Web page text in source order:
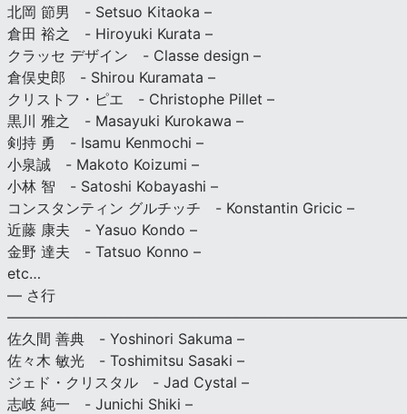
北岡 節男 - Setsuo Kitaoka –
倉田 裕之 - Hiroyuki Kurata –
クラッセ デザイン - Classe design –
倉俣史郎 - Shirou Kuramata –
クリストフ・ピエ - Christophe Pillet –
黒川 雅之 - Masayuki Kurokawa –
剣持 勇 - Isamu Kenmochi –
小泉誠 - Makoto Koizumi –
小林 智 - Satoshi Kobayashi –
コンスタンティン グルチッチ - Konstantin Gricic –
近藤 康夫 - Yasuo Kondo –
金野 達夫 - Tatsuo Konno –
etc…
— さ行
佐久間 善典 - Yoshinori Sakuma –
佐々木 敏光 - Toshimitsu Sasaki –
ジェド・クリスタル - Jad Cystal –
志岐 純一 - Junichi Shiki –